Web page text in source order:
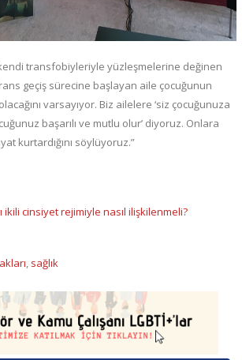
transfobiyleriyle yüzleşmelerine değinen
geçiş sürecine başlayan aile çocuğunun
varsayıyor. Biz ailelere ‘siz çocuğunuza
başarılı ve mutlu olur’ diyoruz. Onlara
kurtardığını söylüyoruz.”
ikili cinsiyet rejimiyle nasıl ilişkilenmeli?
sağlık